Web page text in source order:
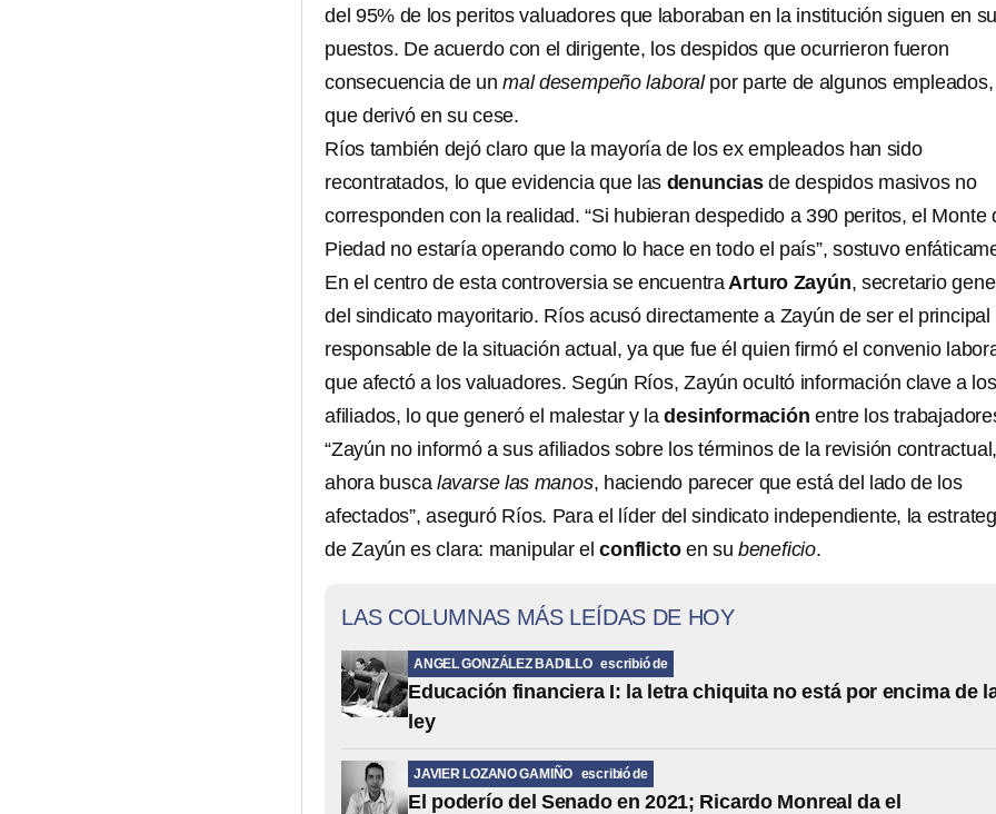
del 95% de los peritos valuadores que laboraban en la institución siguen en
puestos. De acuerdo con el dirigente, los despidos que ocurrieron fueron
consecuencia de un mal desempeño laboral por parte de algunos
que derivó en su cese.
Ríos también dejó claro que la mayoría de los ex empleados han sido
recontratados, lo que evidencia que las denunciasde despidos masivos no
corresponden con la realidad. “Si hubieran despedido a 390 peritos, el Monte
Piedad no estaría operando como lo hace en todo el país”, sostuvo
En el centro de esta controversia se encuentraArturo Zayún, secretario
del sindicato mayoritario. Ríos acusó directamente a Zayún de ser el principal
responsable de la situación actual, ya que fue él quien firmó el convenio
que afectó a los valuadores. Según Ríos, Zayún ocultó información clave a los
afiliados, lo que generó el malestar y ladesinformaciónentre los
“Zayún no informó a sus afiliados sobre los términos de la revisión
ahora busca lavarse las manos, haciendo parecer que está del lado de los
afectados”, aseguró Ríos. Para el líder del sindicato independiente, la
de Zayún es clara: manipular elconflicto en su beneficio.
LAS COLUMNAS MÁS LEÍDAS DE HOY
ANGEL GONZÁLEZ BADILLO escribió de
Educación financiera I: la letra chiquita no está por encima de
ley
JAVIER LOZANO GAMIÑO escribió de
El poderío del Senado en 2021; Ricardo Monreal da el